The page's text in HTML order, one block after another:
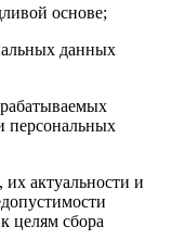
основе;
данных
персональных
актуальности и
целям сбора